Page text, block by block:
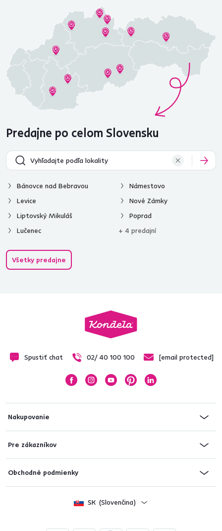
Predajne po celom Slovensku
Bánovce nad Bebravou
Levice
Liptovský Mikuláš
Lučenec
Námestovo
Nové Zámky
Poprad
+ 4 predajní
Všetky predajne
Spustiť chat 02/ 40 100 100 [email protected]
Nakupovanie
Pre zákazníkov
Obchodné podmienky
SK (Slovenčina)